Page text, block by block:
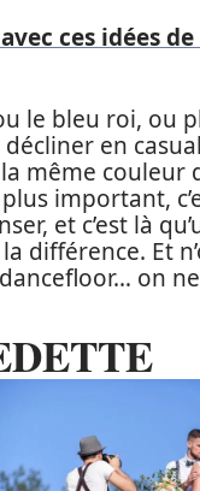
ces idées
le bleu roi, ou
en
même couleur
important,
et c’est là
différence. Et
on